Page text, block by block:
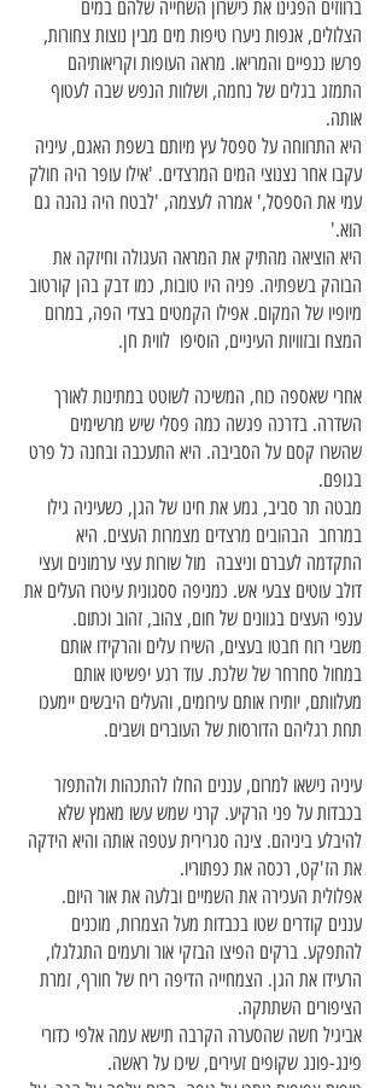
ברווזים הפגינו את כישרון השחייה שלהם במים
הצלולים, אנפות ניערו טיפות מים מבין נוצות צחורות,
פרשו כנפיים והמריאו. מראה העופות וקריאותיהם
התמזג בגלים של נחמה, ושלוות הנפש שבה לעטוף
אותה.
היא התרווחה על ספסל עץ מיותם בשפת האגם, עיניה
עקבו אחר נצנוצי המים המרצדים. 'אילו עופר היה חולק
עמי את הספסל,' אמרה לעצמה, 'לבטח היה נהנה גם
הוא.'
היא הוציאה מהתיק את המראה העגולה וחיזקה את
הבוהק בשפתיה. פניה היו טובות, כמו דבק בהן קורטוב
מיופיו של המקום. אפילו הקמטים בצדי הפה, במרום
המצח ובזוויות העיניים, הוסיפו לווית חן.
אחרי שאספה כוח, המשיכה לשוטט במתינות לאורך
השדרה. בדרכה פגשה כמה פסלי שיש מרשימים
שהשרו קסם על הסביבה. היא התעכבה ובחנה כל פרט
בגופם.
מבטה תר סביב, גמע את חינו של הגן, כשעיניה גילו
במרחב הבהובים מרצדים מצמרות העצים. היא
התקדמה לעברם וניצבה מול שורות עצי ערמונים ועצי
דולב עוטים צבעי אש. כמניפה ססגונית עיטרו העלים את
ענפי העצים בגוונים של חום, צהוב, זהוב וכתום.
משבי רוח חבטו בעצים, השירו עלים והרקידו אותם
במחול סחרחר של שלכת. עוד רגע יפשיטו אותם
מעלוותם, יותירו אותם עירומים, והעלים היבשים יימעכו
תחת רגליהם הדורסות של העוברים ושבים.
עיניה נישאו למרום, עננים החלו להתכהות ולהתפזר
בכבדות על פני הרקיע. קרני שמש עשו מאמץ שלא
להיבלע ביניהם. צינה סגרירית עטפה אותה והיא הידקה
את הז'קט, רכסה את כפתוריו.
אפלולית העכירה את השמיים ובלעה את אור היום.
עננים קודרים שטו בכבדות מעל הצמרות, מוכנים
להתפקע. ברקים הפיצו הבזקי אור ורעמים התגלגלו,
הרעידו את הגן. הצמחייה הדיפה ריח של חורף, זמרת
הציפורים השתתקה.
אביגיל חשה שהסערה הקרבה תישא עמה אלפי כדורי
פינג-פונג שקופים זעירים, שיכו על ראשה.